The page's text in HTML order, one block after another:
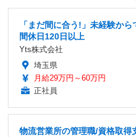
「まだ間に合う!」未経験か
間休日120日以上
Yts株式会社
埼玉県
月給29万円～60万円
正社員
物流営業所の管理職/資格取得